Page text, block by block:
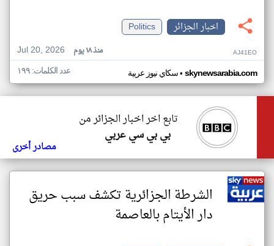
اخبار الجزائر
Politics
Jul 20, 2026
منذ ١٨ يوم AJ41EO
سكاي نيوز عربية• skynewsarabia.com عدد الكلمات: ١٩٩
تابع اخر اخبار الجزائر من
بي بي سي عربي
مصادر أخرى
الشرطة الجزائرية تكشف سبب حريق
دار الأيتام بالعاصمة